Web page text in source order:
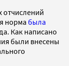
норма была
Как написано
были внесены